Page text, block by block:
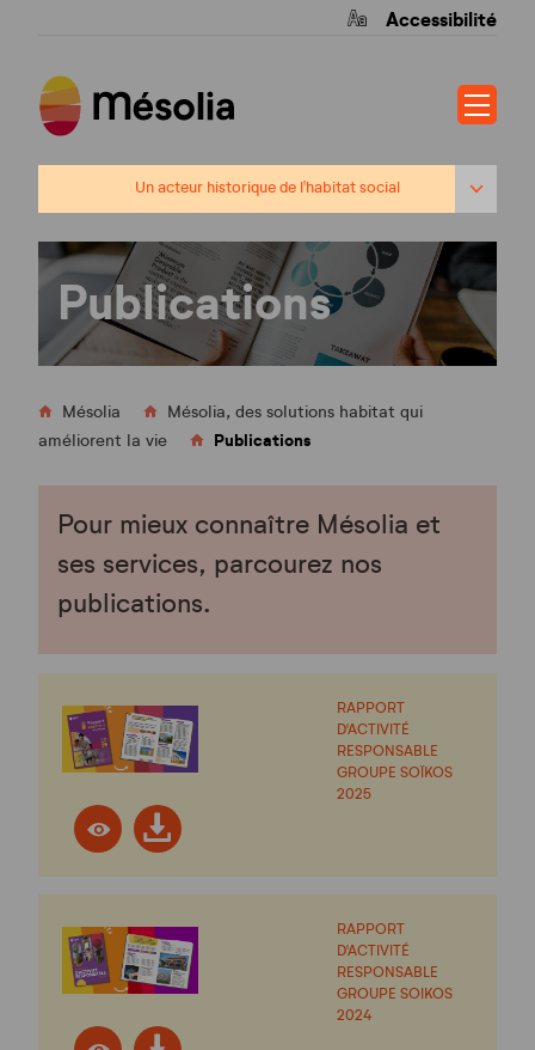
Accessibilité
Un acteur historique de l'habitat social
Notre
gouvernance
Nos
valeurs
Notre
utilité
sociale
Notre
patrimoine
Nos
publications
Nos labels
Label
Quali’HLM®
Label
Habitat
Senior
Des coopérations innovantes
Publications
Mésolia
Mésolia, des solutions habitat qui
améliorent la vie
Publications
Pour mieux connaître Mésolia et
ses services, parcourez nos
publications.
RAPPORT
D'ACTIVITÉ
RESPONSABLE
GROUPE SOÏKOS
2025
RAPPORT
D'ACTIVITÉ
RESPONSABLE
GROUPE SOIKOS
2024